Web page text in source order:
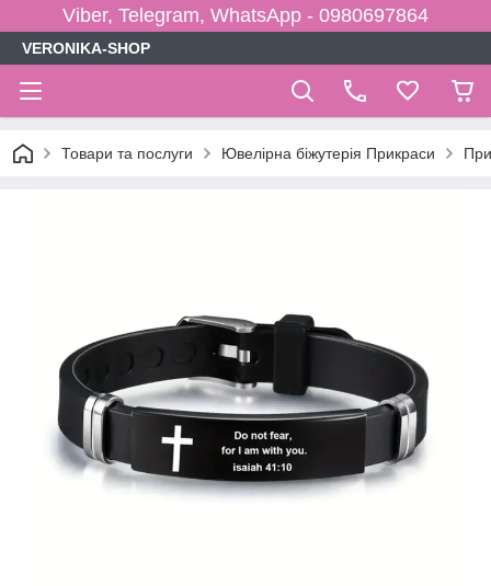
Viber, Telegram, WhatsApp - 0980697864
VERONIKA-SHOP
Товари та послуги Ювелірна біжутерія Прикраси